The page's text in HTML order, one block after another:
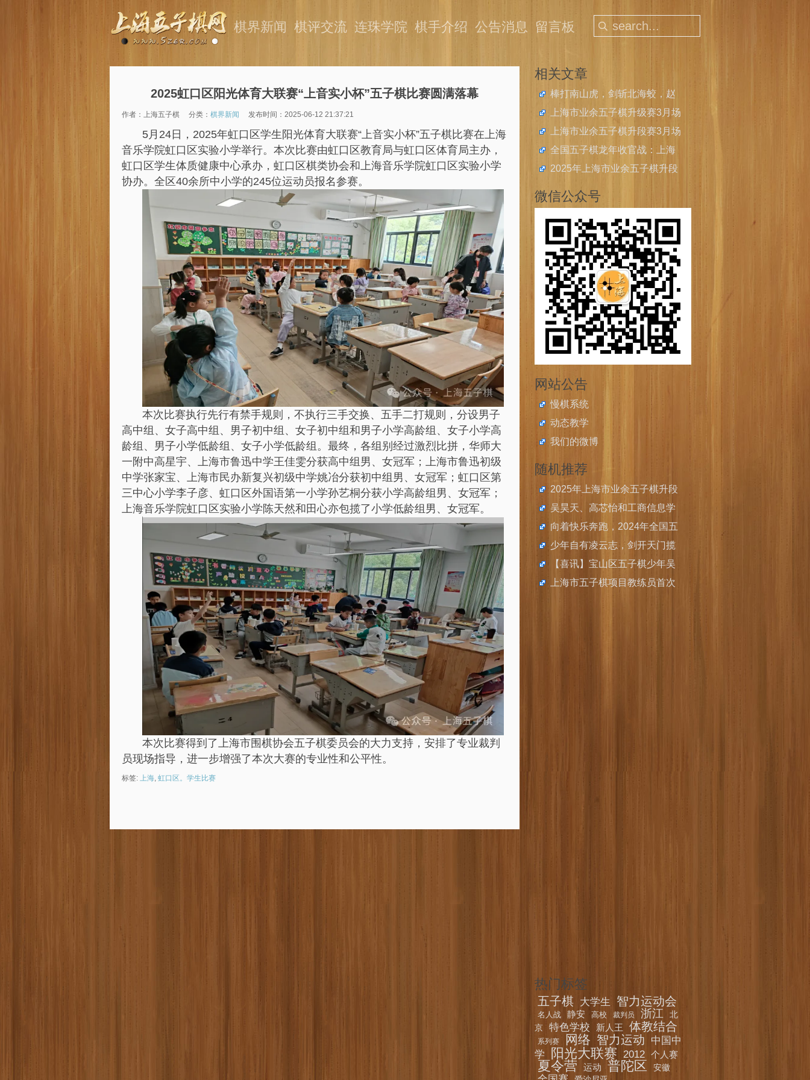
棋界新闻 棋评交流 连珠学院 棋手介绍 公告消息 留言板
2025虹口区阳光体育大联赛“上音实小杯”五子棋比赛圆满落幕
作者：上海五子棋 分类： 棋界新闻 发布时间：2025-06-12 21:37:21
5月24日，2025年虹口区学生阳光体育大联赛“上音实小杯”五子棋比赛在上海
音乐学院虹口区实验小学举行。本次比赛由虹口区教育局与虹口区体育局主办，
虹口区学生体质健康中心承办，虹口区棋类协会和上海音乐学院虹口区实验小学
协办。全区40余所中小学的245位运动员报名参赛。
本次比赛执行先行有禁手规则，不执行三手交换、五手二打规则，分设男子
高中组、女子高中组、男子初中组、女子初中组和男子小学高龄组、女子小学高
龄组、男子小学低龄组、女子小学低龄组。最终，各组别经过激烈比拼，华师大
一附中高星宇、上海市鲁迅中学王佳雯分获高中组男、女冠军；上海市鲁迅初级
中学张家宝、上海市民办新复兴初级中学姚冶分获初中组男、女冠军；虹口区第
三中心小学李子彦、虹口区外国语第一小学孙艺桐分获小学高龄组男、女冠军；
上海音乐学院虹口区实验小学陈天然和田心亦包揽了小学低龄组男、女冠军。
本次比赛得到了上海市围棋协会五子棋委员会的大力支持，安排了专业裁判
员现场指导，进一步增强了本次大赛的专业性和公平性。
标签: 上海, 虹口区。学生比赛
相关文章
棒打南山虎，剑斩北海蛟，赵
云、王嘉欣获上海五子棋快棋
上海市业余五子棋升级赛3月场
开始报名
上海市业余五子棋升段赛3月场
开始报名
全国五子棋龙年收官战：上海
青少年斩获2024年中国中学生
2025年上海市业余五子棋升段
微信公众号
网站公告
慢棋系统
动态教学
我们的微博
随机推荐
2025年上海市业余五子棋升段
比赛在2月23日举办
吴昊天、高芯怡和工商信息学
院校获上海学运会（中职组）
团冠军
向着快乐奔跑，2024年全国五
子棋校际联赛上海赛区选拔赛
成功举办，徐汇静安瓜分冠军
少年自有凌云志，剑开天门揽
星月，上海小将吴彦纬、邓园
【喜讯】宝山区五子棋少年吴
函樾获2024年度宝山区青少年
上海市五子棋项目教练员首次
热门标签
五子棋 大学生 智力运动会
名人战 静安 高校 裁判员 浙江
北
京
特色学校 新人王 体教结合
系列赛 网络 智力运动
中国中
学
阳光大联赛 2012 个人赛
夏令营 运动 普陀区 安徽